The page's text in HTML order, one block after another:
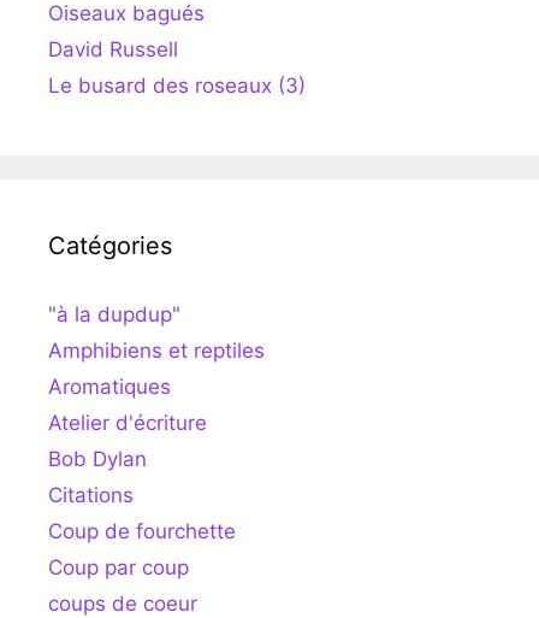
Oiseaux bagués
David Russell
Le busard des roseaux (3)
Catégories
"à la dupdup"
Amphibiens et reptiles
Aromatiques
Atelier d'écriture
Bob Dylan
Citations
Coup de fourchette
Coup par coup
coups de coeur